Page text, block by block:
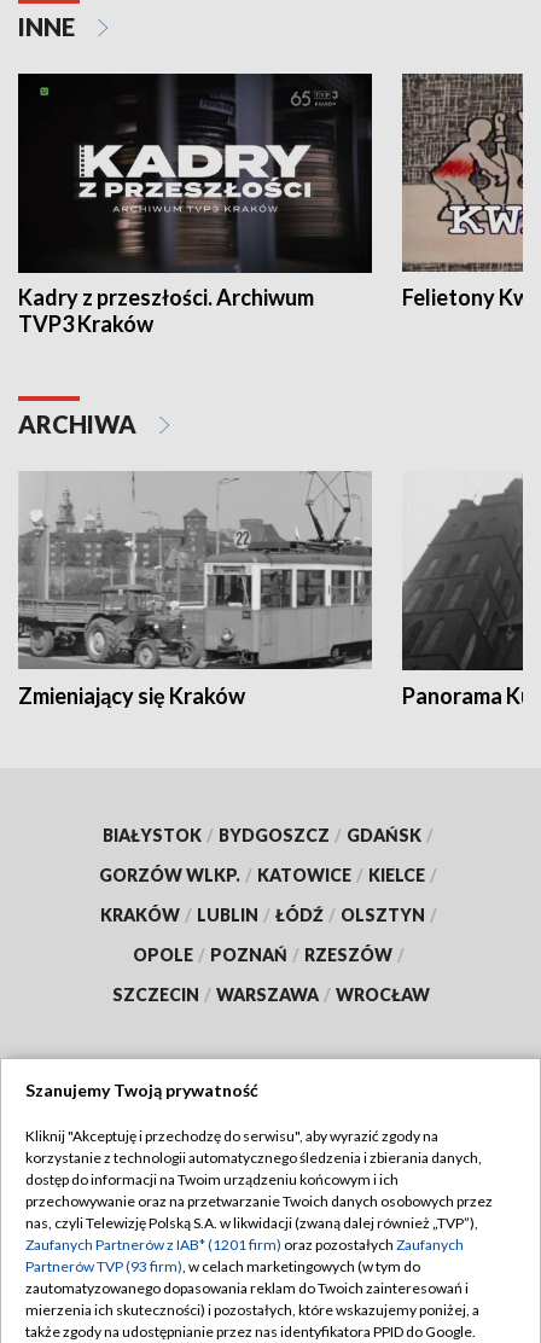
INNE
Kadry z przeszłości. Archiwum
TVP3 Kraków
Felietony
ARCHIWA
Zmieniający się Kraków Panorama
BIAŁYSTOK / BYDGOSZCZ / GDAŃSK /
GORZÓW WLKP. / KATOWICE / KIELCE /
KRAKÓW / LUBLIN / ŁÓDŹ / OLSZTYN /
OPOLE / POZNAŃ / RZESZÓW /
SZCZECIN / WARSZAWA / WROCŁAW
TVP
Abonament TVP
Emisja w TVP
Centrum informacji TVP
Naziemna Telewizja Cyfrowa
Regulamin TVP
Polityka prywatności
Moje zgody
Pomoc
Szanujemy Twoją prywatność
Kliknij "Akceptuję i przechodzę do serwisu", aby wyrazić zgody na
korzystanie z technologii automatycznego śledzenia i zbierania danych,
dostęp do informacji na Twoim urządzeniu końcowym i ich
przechowywanie oraz na przetwarzanie Twoich danych osobowych przez
nas, czyli Telewizję Polską S.A. w likwidacji (zwaną dalej również „TVP”),
Zaufanych Partnerów z IAB* (1201 firm) oraz pozostałych Zaufanych
Partnerów TVP (93 firm), w celach marketingowych (w tym do
zautomatyzowanego dopasowania reklam do Twoich zainteresowań i
mierzenia ich skuteczności) i pozostałych, które wskazujemy poniżej, a
także zgody na udostępnianie przez nas identyfikatora PPID do Google.